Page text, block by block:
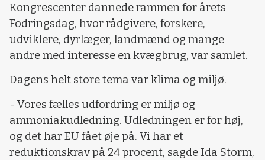
Kongrescenter dannede rammen for årets
Fodringsdag, hvor rådgivere, forskere,
udviklere, dyrlæger, landmænd og mange
andre med interesse en kvægbrug, var samlet.
Dagens helt store tema var klima og miljø.
- Vores fælles udfordring er miljø og
ammoniakudledning. Udledningen er for høj,
og det har EU fået øje på. Vi har et
reduktionskrav på 24 procent, sagde Ida Storm,